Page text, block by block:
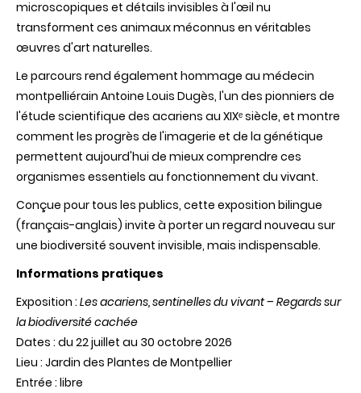
microscopiques et détails invisibles à l'œil nu
transforment ces animaux méconnus en véritables
œuvres d'art naturelles.
Le parcours rend également hommage au médecin
montpelliérain Antoine Louis Dugès, l'un des pionniers de
l'étude scientifique des acariens au XIXᵉ siècle, et montre
comment les progrès de l'imagerie et de la génétique
permettent aujourd'hui de mieux comprendre ces
organismes essentiels au fonctionnement du vivant.
Conçue pour tous les publics, cette exposition bilingue
(français-anglais) invite à porter un regard nouveau sur
une biodiversité souvent invisible, mais indispensable.
Informations pratiques
Exposition : Les acariens, sentinelles du vivant – Regards sur
la biodiversité cachée
Dates : du 22 juillet au 30 octobre 2026
Lieu : Jardin des Plantes de Montpellier
Entrée : libre